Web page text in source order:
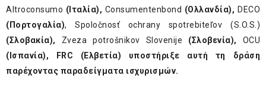
Altroconsumo (Ιταλία), Consumentenbond (Ολλανδία), DECO
(Πορτογαλία), Spoločnosť ochrany spotrebiteľov (S.O.S.)
(Σλοβακία), Zveza potrošnikov Slovenije (Σλοβενία), OCU
(Ισπανία), FRC (Ελβετία) υποστήριξε αυτή τη δράση
παρέχοντας παραδείγματα ισχυρισμών.